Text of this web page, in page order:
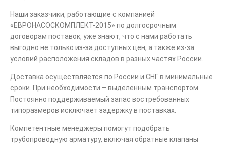
Наши заказчики, работающие с компанией
«ЕВРОНАСОСКОМПЛЕКТ-2015» по долгосрочным
договорам поставок, уже знают, что с нами работать
выгодно не только из-за доступных цен, а также из-за
условий расположения складов в разных частях России.
Доставка осуществляется по России и СНГ в минимальные
сроки. При необходимости – выделенным транспортом.
Постоянно поддерживаемый запас востребованных
типоразмеров исключает задержку в поставках.
Компетентные менеджеры помогут подобрать
трубопроводную арматуру, включая обратные клапаны